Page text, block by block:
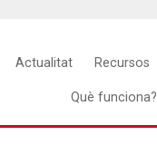
Actualitat Recursos
Què funciona?